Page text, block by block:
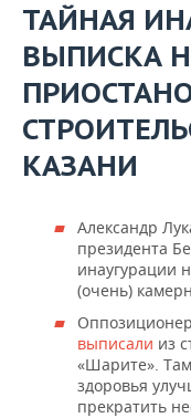
ТАЙНАЯ
ВЫПИСКА
КАЗАНИ
Александр
президента
инаугурации
(очень)
выписали из
«Шарите».
здоровья
прекратить